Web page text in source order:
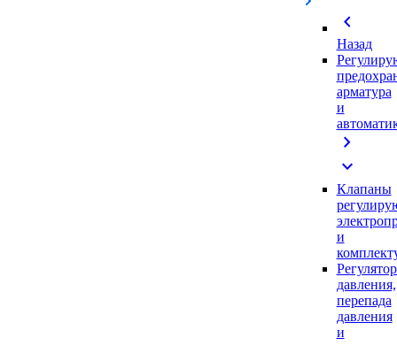
chevron_left
Назад
арматура
и
chevron_right
expand_more
Клапаны
и
давления,
перепада
давления
и